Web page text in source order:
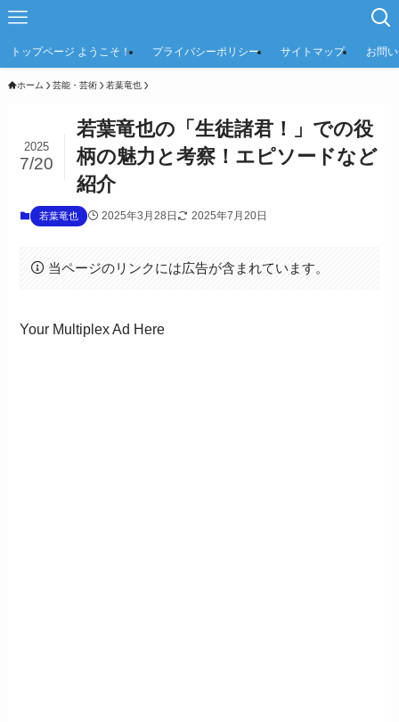
トップページ ようこそ！ プライバシーポリシー サイトマップ お問
ホーム 芸能・芸術 若葉竜也
若葉竜也の「生徒諸君！」での役
柄の魅力と考察！エピソードなど
紹介
2025
7/20
若葉竜也 2025年3月28日 2025年7月20日
当ページのリンクには広告が含まれています。
Your Multiplex Ad Here